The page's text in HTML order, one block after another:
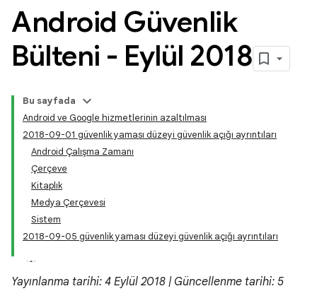
Android Güvenlik
Bülteni - Eylül 2018
Bu sayfada
Android ve Google hizmetlerinin azaltılması
2018-09-01 güvenlik yaması düzeyi güvenlik açığı ayrıntıları
Android Çalışma Zamanı
Çerçeve
Kitaplık
Medya Çerçevesi
Sistem
2018-09-05 güvenlik yaması düzeyi güvenlik açığı ayrıntıları
Yayınlanma tarihi: 4 Eylül 2018 | Güncellenme tarihi: 5